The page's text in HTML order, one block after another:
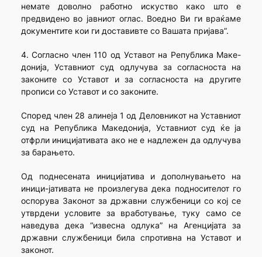
немате доволно работно искуство како што е
предвидено во јавниот оглас. Воедно Ви ги враќаме
документите кои ги доставивте со Вашата пријава”.
4. Согласно член 110 од Уставот на Република Маке-
донија, Уставниот суд одлучува за согласноста на
законите со Уставот и за согласноста на другите
прописи со Уставот и со законите.
Според член 28 алинеја 1 од Деловникот на Уставниот
суд на Република Македонија, Уставниот суд ќе ја
отфрли иницијативата ако не е надлежен да одлучува
за барањето.
Од поднесената иницијатива и дополнувањето на
иници-јативата не произлегува дека подносителот го
оспорува Законот за државни службеници со кој се
утврдени условите за вработување, туку само се
наведува дека “извесна одлука” на Агенцијата за
државни службеници била спротивна на Уставот и
законот.